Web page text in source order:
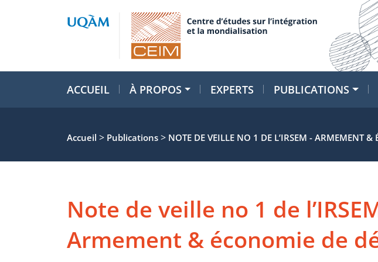
ACCUEIL À PROPOS EXPERTS PUBLICATIONS
Accueil > Publications > NOTE DE VEILLE NO 1 DE L’IRSEM - ARMEMENT &
Note de veille no 1 de
Armement & économie de